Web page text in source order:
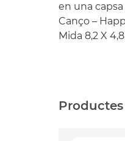
en una
Canço –
Mida 8,2 X